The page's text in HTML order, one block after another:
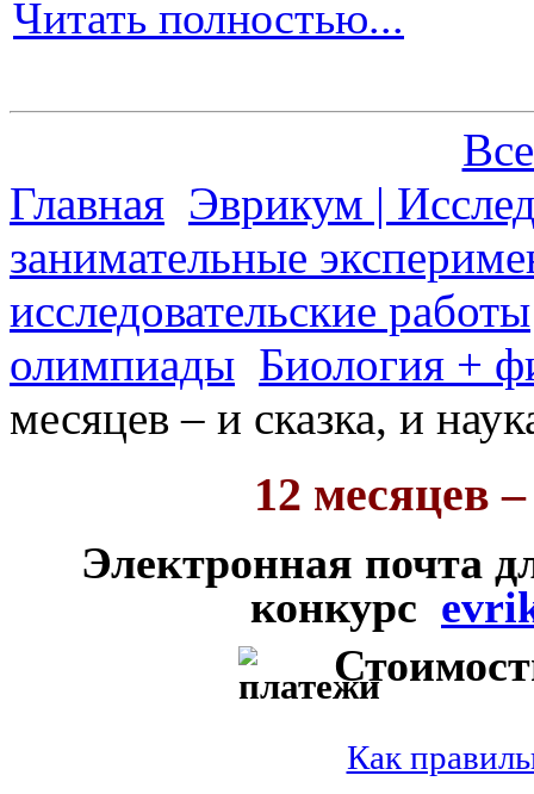
Читать полностью...
Главная Эврикум |
занимательные
исследовательские работы
олимпиады Биология +
месяцев – и сказка, и
12 месяцев
Электронная почта
конкурс
Как